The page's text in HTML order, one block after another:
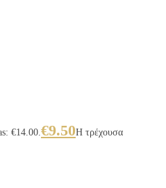
€14.00.€9.50Η τρέχουσα